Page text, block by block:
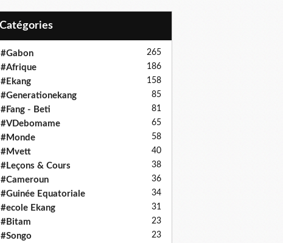
Catégories
#Gabon 265
#Afrique 186
#Ekang 158
#Generationekang 85
#Fang - Beti 81
#VDebomame 65
#Monde 58
#Mvett 40
#Leçons & Cours 38
#Cameroun 36
#Guinée Equatoriale 34
#ecole Ekang 31
#Bitam 23
#Songo 23